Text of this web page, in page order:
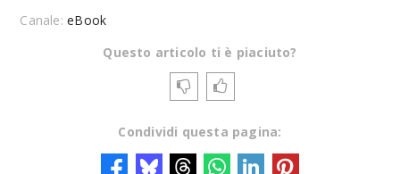
Canale:eBook
Questo articolo ti è piaciuto?
Condividi questa pagina: